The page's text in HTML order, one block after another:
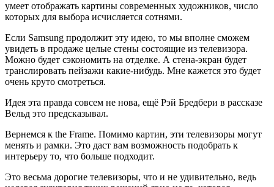
умеет отображать картины современных художников, число
которых для выбора исчисляется сотнями.
Если Samsung продолжит эту идею, то мы вполне сможем
увидеть в продаже целые стены состоящие из телевизора.
Можно будет сэкономить на отделке. А стена-экран будет
транслировать пейзажи какие-нибудь. Мне кажется это будет
очень круто смотреться.
Идея эта правда совсем не нова, ещё Рэй Бредбери в рассказе
Вельд это предсказывал.
Вернемся к the Frame. Помимо картин, эти телевизоры могут
менять и рамки. Это даст вам возможность подобрать к
интерьеру то, что больше подходит.
Это весьма дорогие телевизоры, что и не удивительно, ведь